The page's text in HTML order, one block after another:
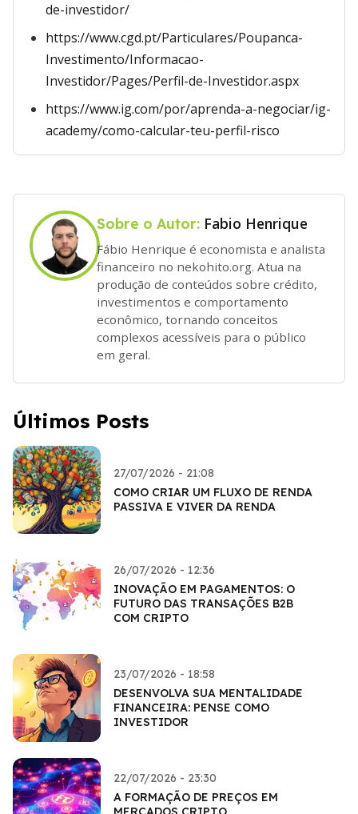
de-investidor/
https://www.cgd.pt/Particulares/Poupanca-
Investimento/Informacao-
Investidor/Pages/Perfil-de-Investidor.aspx
https://www.ig.com/por/aprenda-a-negociar/ig-
academy/como-calcular-teu-perfil-risco
Sobre o Autor: Fabio Henrique
Fábio Henrique é economista e analista
financeiro no nekohito.org. Atua na
produção de conteúdos sobre crédito,
investimentos e comportamento
econômico, tornando conceitos
complexos acessíveis para o público
em geral.
Últimos Posts
27/07/2026 - 21:08
COMO CRIAR UM FLUXO DE RENDA
PASSIVA E VIVER DA RENDA
26/07/2026 - 12:36
INOVAÇÃO EM PAGAMENTOS: O
FUTURO DAS TRANSAÇÕES B2B
COM CRIPTO
23/07/2026 - 18:58
DESENVOLVA SUA MENTALIDADE
FINANCEIRA: PENSE COMO
INVESTIDOR
22/07/2026 - 23:30
A FORMAÇÃO DE PREÇOS EM